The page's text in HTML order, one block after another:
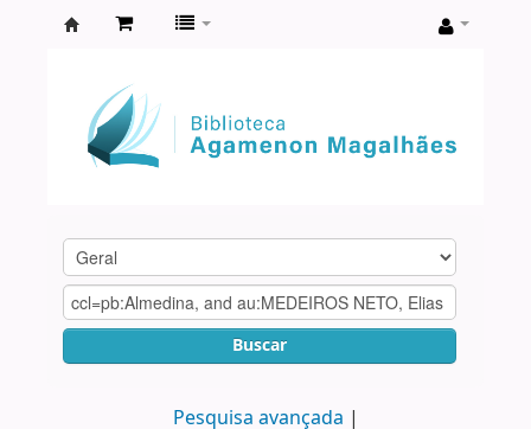
Agamenon
Magalhães
Buscar
Pesquisa avançada